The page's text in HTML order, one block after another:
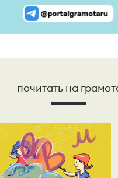
почитать на